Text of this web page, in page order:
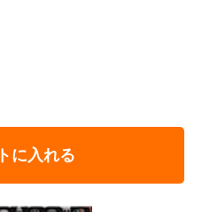
に入れる